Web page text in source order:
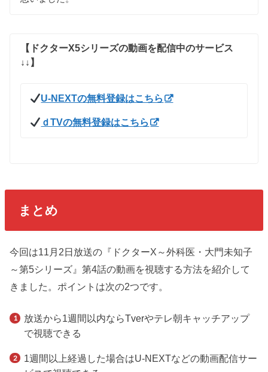
【ドクターX5シリーズの動画を配信中のサービス
↓↓】
U-NEXTの無料登録はこちら
ｄTVの無料登録はこちら
まとめ
今回は11月2日放送の『ドクターX～外科医・大門未知子
～第5シリーズ』第4話の動画を視聴する方法を紹介して
きました。ポイントは次の2つです。
放送から1週間以内ならTverやテレ朝キャッチアップ
で視聴できる
1週間以上経過した場合はU-NEXTなどの動画配信サー